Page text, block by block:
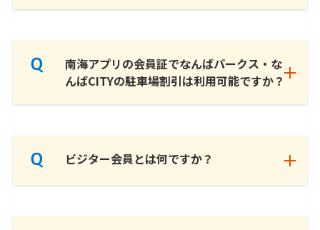
南海アプリの会員証でなんばパークス・な
んばCITYの駐車場割引は利用可能ですか？
ビジター会員とは何ですか？